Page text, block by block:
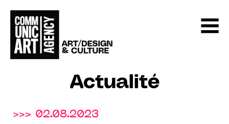
Actualité
>>> 02.08.2023